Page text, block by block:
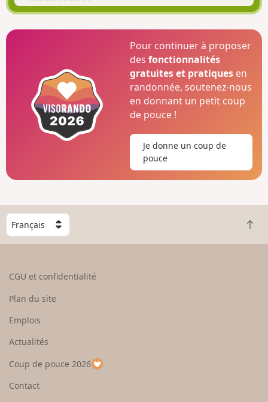
Pour continuer à proposer
desfonctionnalités
gratuites et pratiques en
randonnée, soutenez-nous
en donnant un petit coup
de pouce !
Je donne un coup de
pouce
C
h
o
e
u
p
a
R
e
CGU et confidentialité
Plan du site
Emplois
Actualités
Coup de pouce 2026
Contact